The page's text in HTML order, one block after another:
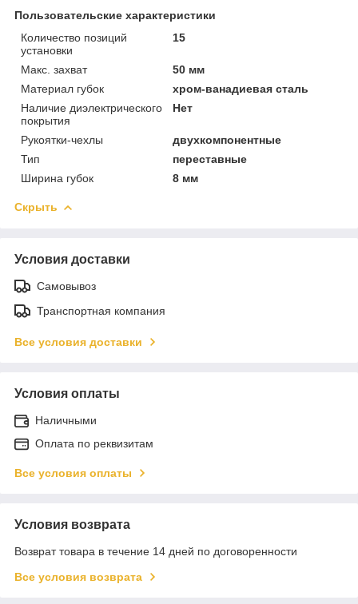
Пользовательские характеристики
Количество позиций
установки
15
Макс. захват
50 мм
Материал губок
хром-ванадиевая сталь
Наличие диэлектрического
покрытия
Нет
Рукоятки-чехлы
двухкомпонентные
Тип
переставные
Ширина губок
8 мм
Скрыть
Условия доставки
Самовывоз
Транспортная компания
Все условия доставки
Условия оплаты
Наличными
Оплата по реквизитам
Все условия оплаты
Условия возврата
Возврат товара в течение 14 дней по договоренности
Все условия возврата